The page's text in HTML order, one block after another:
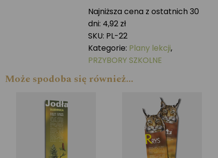
SSAKI
Najniższa cena z ostatnich 30
dni: 4,92 zł
SKU: PL-22
Kategorie: Plany lekcji,
PRZYBORY SZKOLNE
Może spodoba się również…